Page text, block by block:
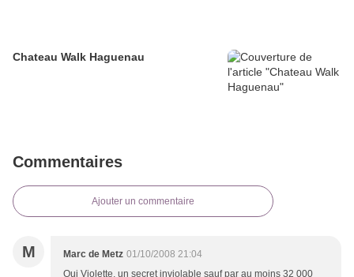
Chateau Walk Haguenau
Commentaires
Ajouter un commentaire
M Marc de Metz 01/10/2008 21:04
Oui Violette, un secret inviolable sauf par au moins 32 000